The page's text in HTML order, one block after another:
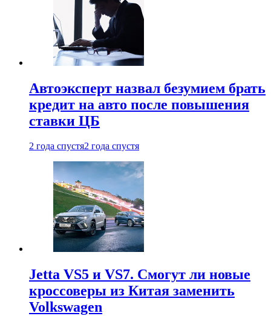
Автоэксперт назвал безумием брать
кредит на авто после повышения
ставки ЦБ
2 года спустя2 года спустя
Jetta VS5 и VS7. Смогут ли новые
кроссоверы из Китая заменить
Volkswagen